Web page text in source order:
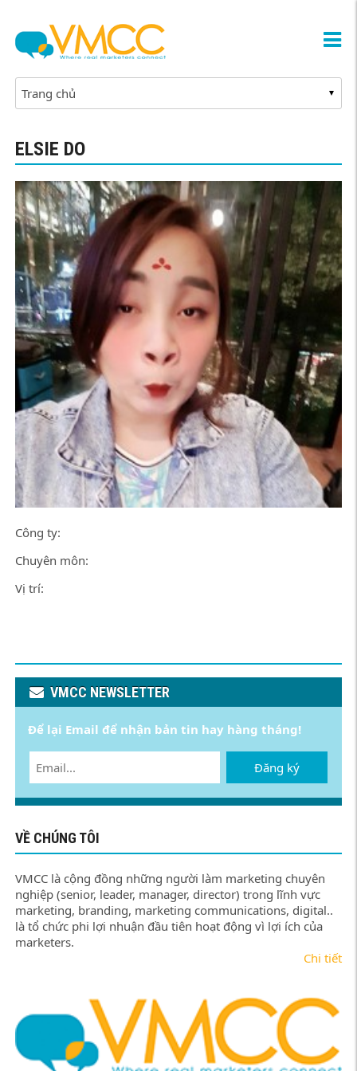
ELSIE DO
Công ty:
Chuyên môn:
Vị trí:
VMCC NEWSLETTER
Để lại Email để nhận bản tin hay hàng tháng!
Đăng ký
VỀ CHÚNG TÔI
VMCC là cộng đồng những người làm marketing chuyên
nghiệp (senior, leader, manager, director) trong lĩnh vực
marketing, branding, marketing communications, digital..
là tổ chức phi lợi nhuận đầu tiên hoạt động vì lợi ích của
marketers.
Chi tiết